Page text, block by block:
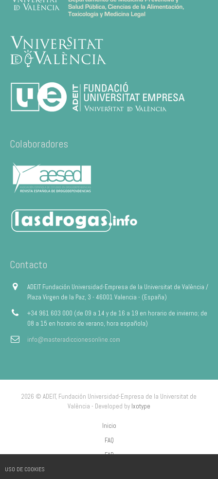
USO DE COOKIES
Colaboradores
Contacto
ADEIT Fundación Universidad-Empresa de la Universitat de València /
Plaza Virgen de la Paz, 3 - 46001 Valencia - (España)
+34 961 603 000 (de 09 a 14 y de 16 a 19 en horario de invierno; de
08 a 15 en horario de verano, hora española)
info@masteradiccionesonline.com
2026 © ADEIT, Fundación Universidad-Empresa de la Universitat de
València - Developed by Ixotype
Inicio
FAQ
FAP